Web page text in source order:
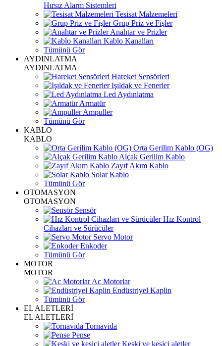
Hırsız Alarm Sistemleri
Tesisat Malzemeleri
Grup Priz ve Fişler
Anahtar ve Prizler
Kablo Kanalları
Tümünü Gör
AYDINLATMA
AYDINLATMA
Hareket Sensörleri
Işıldak ve Fenerler
Led Aydınlatma
Armatür
Ampuller
Tümünü Gör
KABLO
KABLO
Orta Gerilim Kablo (OG)
Alçak Gerilim Kablo
Zayıf Akım Kablo
Solar Kablo
Tümünü Gör
OTOMASYON
OTOMASYON
Sensör
Hız Kontrol
Cihazları ve Sürücüler
Servo Motor
Enkoder
Tümünü Gör
MOTOR
MOTOR
Ac Motorlar
Endüstriyel Kaplin
Tümünü Gör
EL ALETLERİ
EL ALETLERİ
Tornavida
Pense
Keski ve kesici aletler